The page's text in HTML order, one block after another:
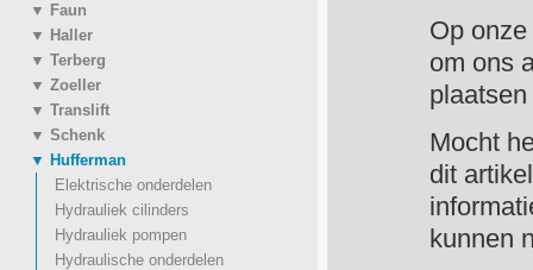
▼ Faun
▼ Haller
▼ Terberg
▼ Zoeller
▼ Translift
▼ Schenk
▼ Hufferman
Elektrische onderdelen
Hydrauliek cilinders
Hydrauliek pompen
Hydraulische onderdelen
Op
om ons
Mocht
dit
kunnen